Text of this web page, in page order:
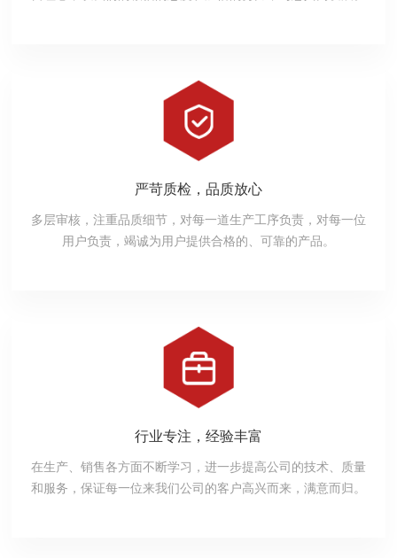
严苛质检，品质放心
多层审核，注重品质细节，对每一道生产工序负责，对每一位
用户负责，竭诚为用户提供合格的、可靠的产品。
行业专注，经验丰富
在生产、销售各方面不断学习，进一步提高公司的技术、质量
和服务，保证每一位来我们公司的客户高兴而来，满意而归。